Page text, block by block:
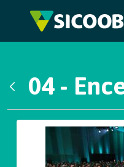
Pular para o Conteúdo
04 -
Galeria de Mídias